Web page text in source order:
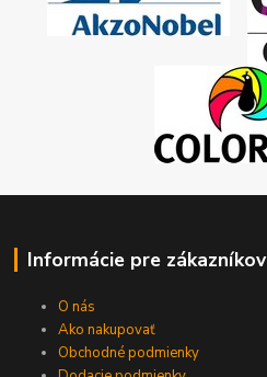
Informácie pre zákazníkov
O nás
Ako nakupovať
Obchodné podmienky